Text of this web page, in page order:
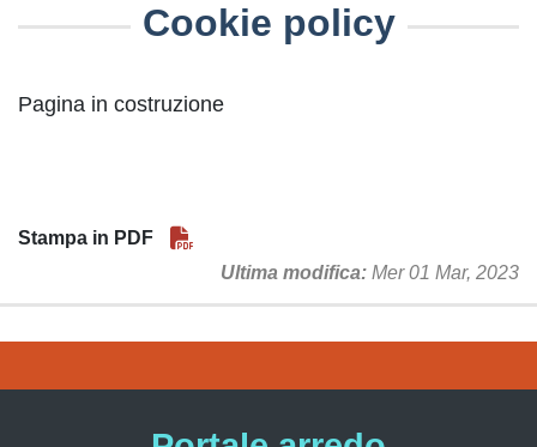
Cookie policy
Pagina in costruzione
Stampa in PDF
Ultima modifica Mer 01 Mar, 2023